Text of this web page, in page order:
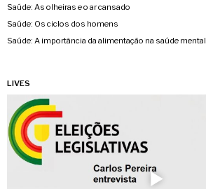
Saúde: As olheiras e o ar cansado
Saúde: Os ciclos dos homens
Saúde: A importância da alimentação na saúde mental
LIVES